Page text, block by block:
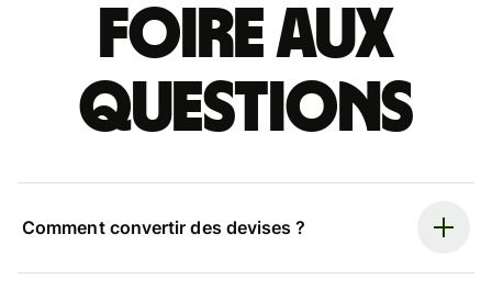
Foire aux
questions
Comment convertir des devises ?